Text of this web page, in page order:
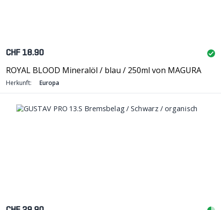
CHF 18.90
ROYAL BLOOD Mineralöl / blau / 250ml von MAGURA
Herkunft: Europa